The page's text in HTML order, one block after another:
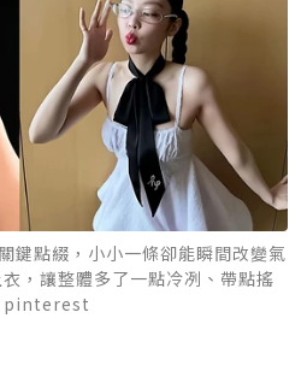
鍵點綴，小小一條卻能瞬間改變氣
，讓整體多了一點冷冽、帶點搖
pinterest